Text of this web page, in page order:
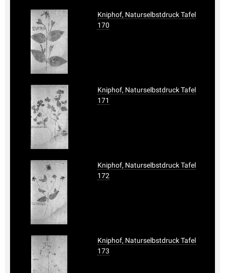
Kniphof, Naturselbstdruck Tafel
170
Kniphof, Naturselbstdruck Tafel
171
Kniphof, Naturselbstdruck Tafel
172
Kniphof, Naturselbstdruck Tafel
173